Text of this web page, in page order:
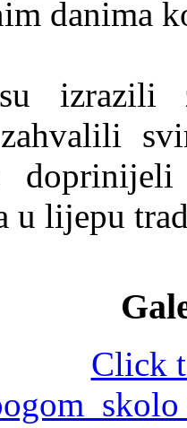
danima
izrazili
zahvalili
u lijepu